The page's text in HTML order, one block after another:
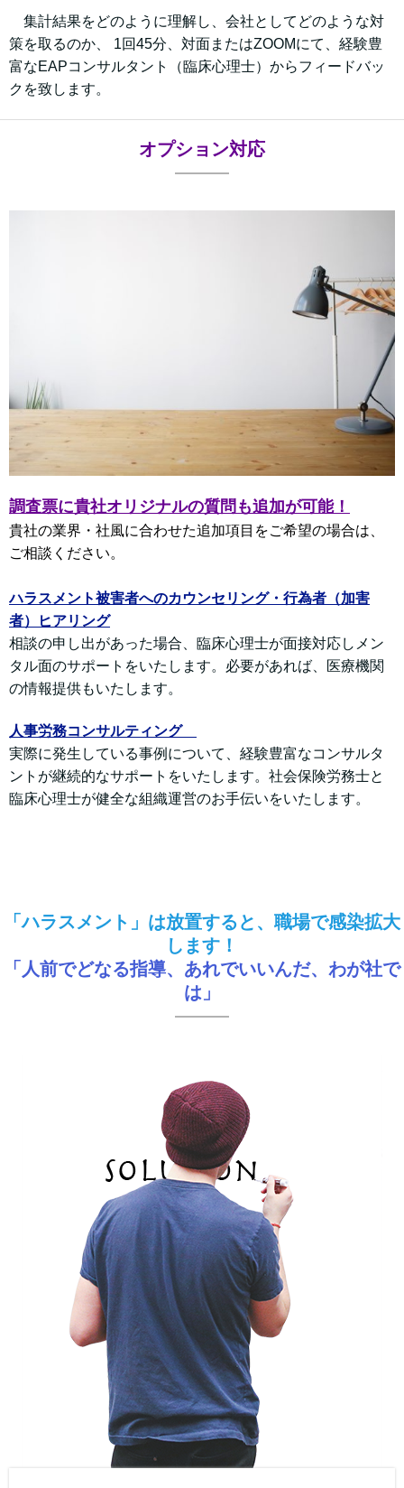
集計結果をどのように理解し、会社としてどのような対
策を取るのか、 1回45分、対面またはZOOMにて、経験豊
富なEAPコンサルタント（臨床心理士）からフィードバッ
クを致します。
オプション対応
調査票に貴社オリジナルの質問も追加が可能！
貴社の業界・社風に合わせた追加項目をご希望の場合は、
ご相談ください。
ハラスメント被害者へのカウンセリング・行為者（加害
者）ヒアリング
相談の申し出があった場合、臨床心理士が面接対応しメン
タル面のサポートをいたします。必要があれば、医療機関
の情報提供もいたします。
人事労務コンサルティング
実際に発生している事例について、経験豊富なコンサルタ
ントが継続的なサポートをいたします。社会保険労務士と
臨床心理士が健全な組織運営のお手伝いをいたします。
「ハラスメント」は放置すると、職場で感染拡大
します！
「人前でどなる指導、あれでいいんだ、わが社で
は」